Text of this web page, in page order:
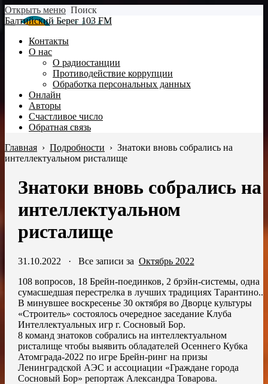
Открыть меню Поиск
Балтийский Берег 103 FM
Контакты
О нас
О радиостанции
Противодействие коррупции
Обработка персональных данных
Онлайн
Авторы
Счастливое число
Обратная связь
Главная › Подробности › Знатоки вновь собрались на
интеллектуальном ристалище
Знатоки вновь собрались на
интеллектуальном
ристалище
31.10.2022 · Все записи за Октябрь 2022
108 вопросов, 18 Брейн-поединков, 2 брэйн-системы, одна
сумасшедшая перестрелка в лучших традициях Тарантино..
В минувшее воскресенье 30 октября во Дворце культуры
«Строитель» состоялось очередное заседание Клуба
Интеллектуальных игр г. Сосновый Бор.
8 команд знатоков собрались на интеллектуальном
ристалище чтобы выявить обладателей Осеннего Кубка
Атомграда-2022 по игре Брейн-ринг на призы
Ленинградской АЭС и ассоциации «Граждане города
Сосновый Бор» репортаж Александра Товарова.